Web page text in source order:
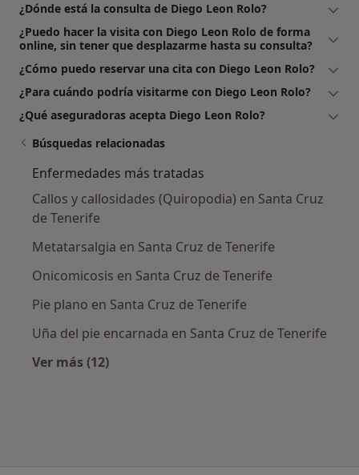
¿Dónde está la consulta de Diego Leon Rolo?
¿Puedo hacer la visita con Diego Leon Rolo de forma
online, sin tener que desplazarme hasta su consulta?
¿Cómo puedo reservar una cita con Diego Leon Rolo?
¿Para cuándo podría visitarme con Diego Leon Rolo?
¿Qué aseguradoras acepta Diego Leon Rolo?
Búsquedas relacionadas
Enfermedades más tratadas
Callos y callosidades (Quiropodia) en Santa Cruz
de Tenerife
Metatarsalgia en Santa Cruz de Tenerife
Onicomicosis en Santa Cruz de Tenerife
Pie plano en Santa Cruz de Tenerife
Uña del pie encarnada en Santa Cruz de Tenerife
Ver más (12)